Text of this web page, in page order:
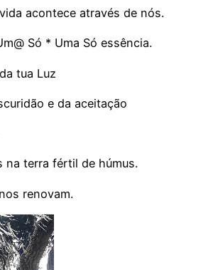
acontece através de nós.
Só * Uma Só essência.
tua Luz
e da aceitação
na terra fértil de húmus.
renovam.